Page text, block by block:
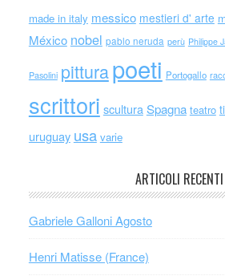
made in italy messico mestieri d' arte
México nobel pablo neruda perù Philippe
Pasolini pitturapoeti Portogallo
scrittori scultura Spagna teatro
uruguay usa varie
ARTICOLI RECENTI
Gabriele Galloni Agosto
Henri Matisse (France)